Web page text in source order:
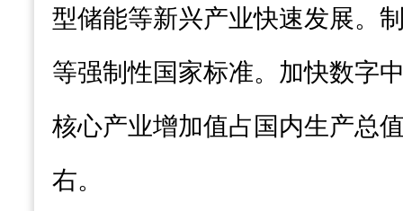
型储能等新兴产业快速发展。
等强制性国家标准。加快数字
核心产业增加值占国内生产总
右。